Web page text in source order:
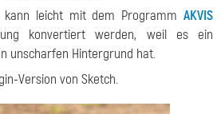
kann leicht mit dem Programm AKVIS
konvertiert werden, weil es ein
unscharfen Hintergrund hat.
Version von Sketch.